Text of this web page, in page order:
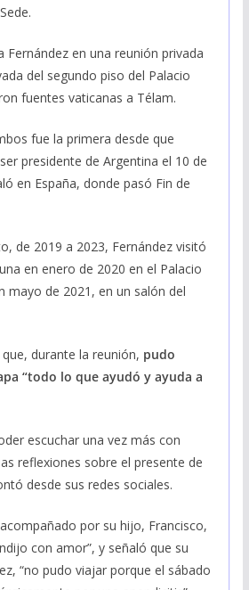
Fernández en una reunión privada
del segundo piso del Palacio
fuentes vaticanas a Télam.
fue la primera desde que
presidente de Argentina el 10 de
en España, donde pasó Fin de
de 2019 a 2023, Fernández visitó
en enero de 2020 en el Palacio
mayo de 2021, en un salón del
durante la reunión, pudo
“todo lo que ayudó y ayuda a
escuchar una vez más con
reflexiones sobre el presente de
desde sus redes sociales.
por su hijo, Francisco,
con amor”, y señaló que su
“no pudo viajar porque el sábado